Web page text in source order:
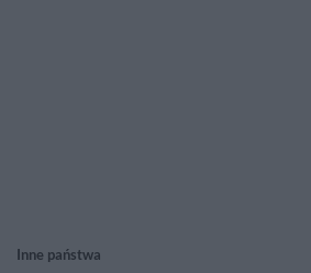
Inne państwa